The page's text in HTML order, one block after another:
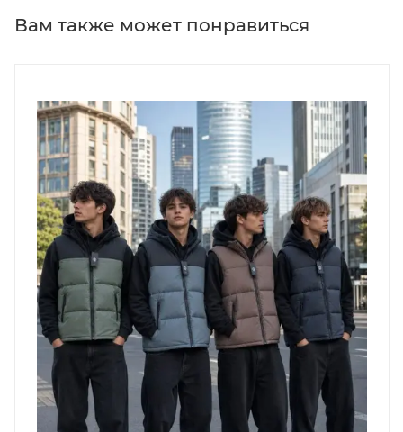
Вам также может понравиться